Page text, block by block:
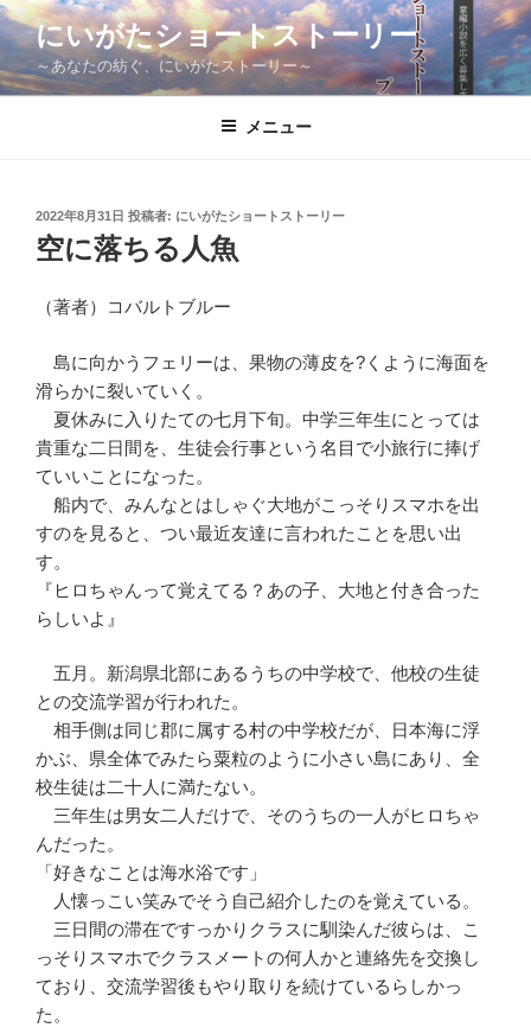
コ
ン
テ
ン
にいがたショートストーリー
～あなたの紡ぐ、にいがたストーリー～
メニュー
投
稿
日:
2022年8月31日 投稿者: にいがたショートストーリー
空に落ちる人魚
（著者）コバルトブルー
島に向かうフェリーは、果物の薄皮を?くように海面を
滑らかに裂いていく。
夏休みに入りたての七月下旬。中学三年生にとっては
貴重な二日間を、生徒会行事という名目で小旅行に捧げ
ていいことになった。
船内で、みんなとはしゃぐ大地がこっそりスマホを出
すのを見ると、つい最近友達に言われたことを思い出
す。
『ヒロちゃんって覚えてる？あの子、大地と付き合った
らしいよ』
五月。新潟県北部にあるうちの中学校で、他校の生徒
との交流学習が行われた。
相手側は同じ郡に属する村の中学校だが、日本海に浮
かぶ、県全体でみたら粟粒のように小さい島にあり、全
校生徒は二十人に満たない。
三年生は男女二人だけで、そのうちの一人がヒロちゃ
んだった。
「好きなことは海水浴です」
人懐っこい笑みでそう自己紹介したのを覚えている。
三日間の滞在ですっかりクラスに馴染んだ彼らは、こ
っそりスマホでクラスメートの何人かと連絡先を交換し
ており、交流学習後もやり取りを続けているらしかっ
た。